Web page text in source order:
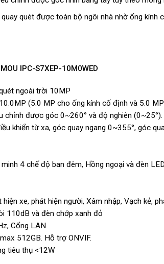
quét được toàn bộ ngôi nhà nhờ ống
IPC-S7XEP-10M0WED
ngoài trời 10MP
(5.0 MP cho ống kính cố định và 5.0
chỉnh được góc 0~260° và độ nghiên
khiển từ xa, góc quay ngang 0~355°, góc
minh 4 chế độ ban đêm, Hồng ngoại và đèn
hiện xe, phát hiện người, Xâm nhập, Vạch kẻ,
110dB và đèn chớp xanh đỏ
Cổng LAN
512GB. Hỗ trợ ONVIF.
tiêu thụ <12W